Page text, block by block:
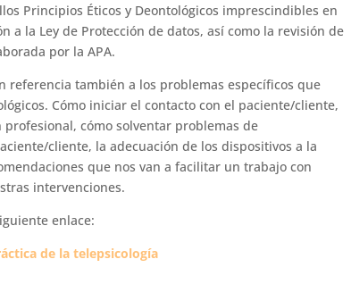
Principios Éticos y Deontológicos imprescindibles en
a la Ley de Protección de datos, así como la revisión de
por la APA.
referencia también a los problemas específicos que
Cómo iniciar el contacto con el paciente/cliente,
cómo solventar problemas de
cliente, la adecuación de los dispositivos a la
que nos van a facilitar un trabajo con
intervenciones.
enlace:
de la telepsicología